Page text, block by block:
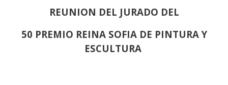
REUNION DEL JURADO DEL
50 PREMIO REINA SOFIA DE PINTURA Y
ESCULTURA